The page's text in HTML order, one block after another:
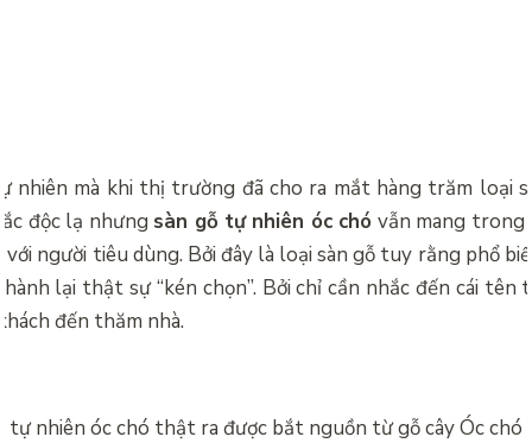
nhiên mà khi thị trường đã cho ra mắt hàng trăm loại
độc lạ nhưng sàn gỗ tự nhiên óc chó vẫn mang trong
người tiêu dùng. Bởi đây là loại sàn gỗ tuy rằng phổ
lại thật sự “kén chọn”. Bởi chỉ cần nhắc đến cái tên
đến thăm nhà.
tự nhiên óc chó thật ra được bắt nguồn từ gỗ cây Óc